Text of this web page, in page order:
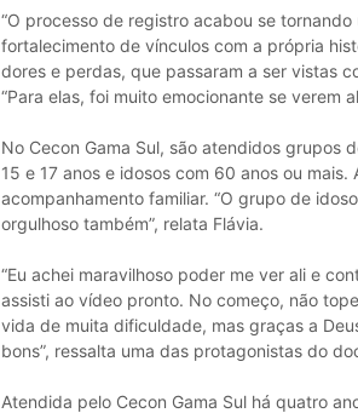
“O processo de registro acabou se
fortalecimento de vínculos com a própria
dores e perdas, que passaram a ser vistas
“Para elas, foi muito emocionante se verem
No Cecon Gama Sul, são atendidos grupos
15 e 17 anos e idosos com 60 anos ou
acompanhamento familiar. “O grupo de
orgulhoso também”, relata Flávia.
“Eu achei maravilhoso poder me ver ali e
assisti ao vídeo pronto. No começo, não
vida de muita dificuldade, mas graças a
bons”, ressalta uma das protagonistas do
Atendida pelo Cecon Gama Sul há quatro